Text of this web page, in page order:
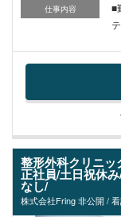
仕事内容
■
整形外科クリニッ
正社員/土日祝休
なし/
株式会社Fring 非公開 /